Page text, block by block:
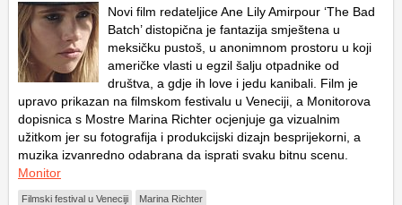
Novi film redateljice Ane Lily Amirpour ‘The Bad
Batch’ distopična je fantazija smještena u
meksičku pustoš, u anonimnom prostoru u koji
američke vlasti u egzil šalju otpadnike od
društva, a gdje ih love i jedu kanibali. Film je
upravo prikazan na filmskom festivalu u Veneciji, a Monitorova
dopisnica s Mostre Marina Richter ocjenjuje ga vizualnim
užitkom jer su fotografija i produkcijski dizajn besprijekorni, a
muzika izvanredno odabrana da isprati svaku bitnu scenu.
Monitor
Filmski festival u Veneciji Marina Richter